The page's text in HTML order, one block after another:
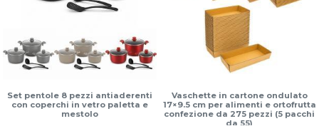
Set pentole 8 pezzi antiaderenti
con coperchi in vetro paletta e
mestolo
Vaschette in cartone ondulato
17×9.5 cm per alimenti e ortofrutta
confezione da 275 pezzi (5 pacchi
da 55)